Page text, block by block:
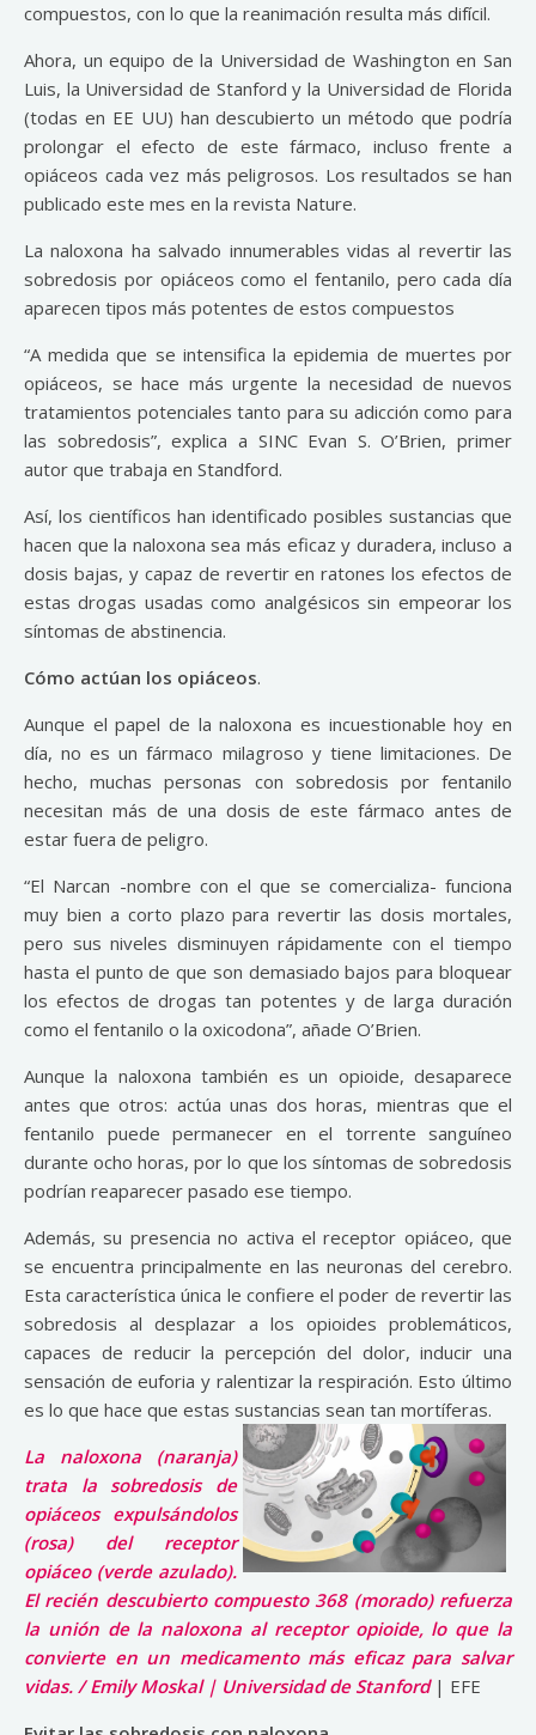
compuestos, con lo que la reanimación resulta más difícil.
Ahora, un equipo de la Universidad de Washington en San
Luis, la Universidad de Stanford y la Universidad de Florida
(todas en EE UU) han descubierto un método que podría
prolongar el efecto de este fármaco, incluso frente a
opiáceos cada vez más peligrosos. Los resultados se han
publicado este mes en la revista Nature.
La naloxona ha salvado innumerables vidas al revertir las
sobredosis por opiáceos como el fentanilo, pero cada día
aparecen tipos más potentes de estos compuestos
“A medida que se intensifica la epidemia de muertes por
opiáceos, se hace más urgente la necesidad de nuevos
tratamientos potenciales tanto para su adicción como para
las sobredosis”, explica a SINC Evan S. O’Brien, primer
autor que trabaja en Standford.
Así, los científicos han identificado posibles sustancias que
hacen que la naloxona sea más eficaz y duradera, incluso a
dosis bajas, y capaz de revertir en ratones los efectos de
estas drogas usadas como analgésicos sin empeorar los
síntomas de abstinencia.
Cómo actúan los opiáceos.
Aunque el papel de la naloxona es incuestionable hoy en
día, no es un fármaco milagroso y tiene limitaciones. De
hecho, muchas personas con sobredosis por fentanilo
necesitan más de una dosis de este fármaco antes de
estar fuera de peligro.
“El Narcan -nombre con el que se comercializa- funciona
muy bien a corto plazo para revertir las dosis mortales,
pero sus niveles disminuyen rápidamente con el tiempo
hasta el punto de que son demasiado bajos para bloquear
los efectos de drogas tan potentes y de larga duración
como el fentanilo o la oxicodona”, añade O’Brien.
Aunque la naloxona también es un opioide, desaparece
antes que otros: actúa unas dos horas, mientras que el
fentanilo puede permanecer en el torrente sanguíneo
durante ocho horas, por lo que los síntomas de sobredosis
podrían reaparecer pasado ese tiempo.
Además, su presencia no activa el receptor opiáceo, que
se encuentra principalmente en las neuronas del cerebro.
Esta característica única le confiere el poder de revertir las
sobredosis al desplazar a los opioides problemáticos,
capaces de reducir la percepción del dolor, inducir una
sensación de euforia y ralentizar la respiración. Esto último
es lo que hace que estas sustancias sean tan mortíferas.
La naloxona (naranja)
trata la sobredosis de
opiáceos expulsándolos
(rosa) del receptor
opiáceo (verde azulado).
El recién descubierto compuesto 368 (morado) refuerza
la unión de la naloxona al receptor opioide, lo que la
convierte en un medicamento más eficaz para salvar
vidas. / Emily Moskal | Universidad de Stanford| EFE